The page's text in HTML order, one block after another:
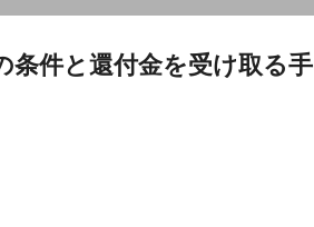
条件と還付金を受け取る手